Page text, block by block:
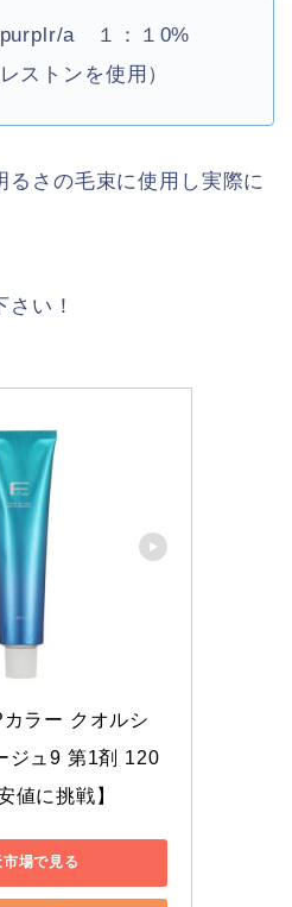
purplr/a １：１0%
ストンを使用）
るさの毛束に使用し実際に
い！
ラー クオルシ
ジュ9 第1剤 120
値に挑戦】
場で見る